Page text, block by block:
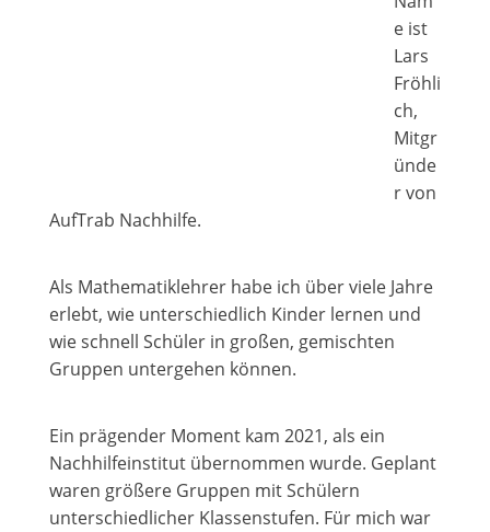
e ist
Lars
Fröhli
ch,
Mitgr
ünde
r von
AufTrab Nachhilfe.
Als Mathematiklehrer habe ich über viele Jahre
erlebt, wie unterschiedlich Kinder lernen und
wie schnell Schüler in großen, gemischten
Gruppen untergehen können.
Ein prägender Moment kam 2021, als ein
Nachhilfeinstitut übernommen wurde. Geplant
waren größere Gruppen mit Schülern
unterschiedlicher Klassenstufen. Für mich war